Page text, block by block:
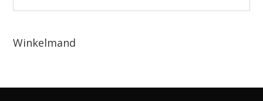
Winkelmand